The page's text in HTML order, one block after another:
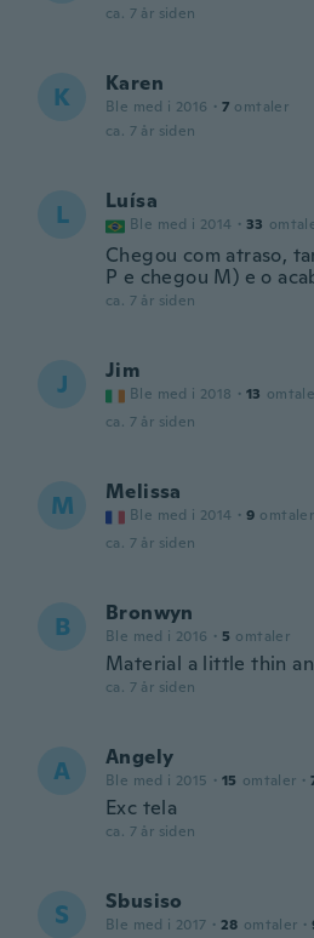
ca. 7 år siden
K Karen
Ble med i 2016 · 7 omtaler
ca. 7 år siden
L Luísa
Ble med i 2014 · 33
Chegou com atraso,
P e chegou M) e o
ca. 7 år siden
J Jim
Ble med i 2018 · 13
ca. 7 år siden
M Melissa
Ble med i 2014 · 9 omtaler
ca. 7 år siden
B Bronwyn
Ble med i 2016 · 5 omtaler
Material a little thin
ca. 7 år siden
A Angely
Ble med i 2015 · 15 omtaler ·
Exc tela
ca. 7 år siden
S Sbusiso
Ble med i 2017 · 28 omtaler ·